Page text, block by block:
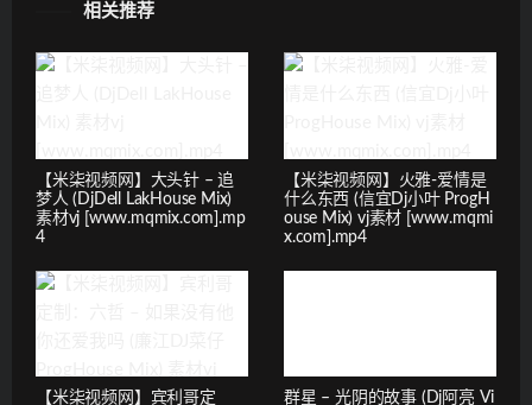
相关推荐
【米柒视频网】大头针 – 追
梦人 (DjDell LakHouse Mix)
素材vj [www.mqmix.com].mp
4
【米柒视频网】火雅-爱情是
什么东西 (信宜Dj小叶 ProgH
ouse Mix) vj素材 [www.mqmi
x.com].mp4
【米柒视频网】宾利哥定
群星 – 光阴的故事 (Dj阿亮 Vi